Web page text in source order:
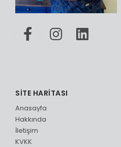
SİTE HARİTASI
Anasayfa
Hakkında
İletişim
KVKK